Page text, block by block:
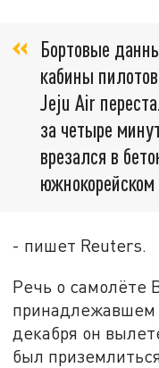
Бортовые
кабины
Jeju Air
за четыре
врезался в
- пишет Reuters.
Речь о самолёте
принадлежавшем
декабря он
был